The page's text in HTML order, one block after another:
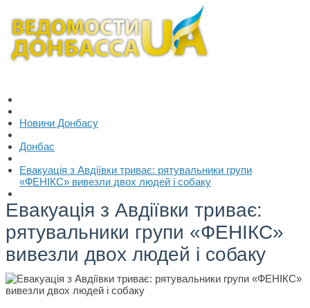
Новини Донбасу
Донбас
Евакуація з Авдіївки триває: рятувальники групи
«ФЕНІКС» вивезли двох людей і собаку
Евакуація з Авдіївки триває:
рятувальники групи «ФЕНІКС»
вивезли двох людей і собаку